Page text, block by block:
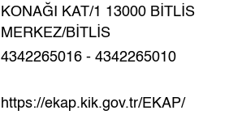
KONAĞI KAT/1 13000 BİTLİS
MERKEZ/BİTLİS
4342265016 - 4342265010
https://ekap.kik.gov.tr/EKAP/